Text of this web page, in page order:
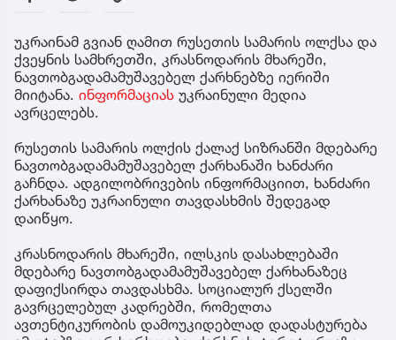
უკრაინამ გვიან ღამით რუსეთის სამარის ოლქსა და
ქვეყნის სამხრეთში, კრასნოდარის მხარეში,
ნავთობგადამამუშავებელ ქარხნებზე იერიში
მიიტანა. ინფორმაციას უკრაინული მედია
ავრცელებს.
რუსეთის სამარის ოლქის ქალაქ სიზრანში მდებარე
ნავთობგადამამუშავებელ ქარხანაში ხანძარი
გაჩნდა. ადგილობრივების ინფორმაციით, ხანძარი
ქარხანაზე უკრაინული თავდასხმის შედეგად
დაიწყო.
კრასნოდარის მხარეში, ილსკის დასახლებაში
მდებარე ნავთობგადამამუშავებელ ქარხანაზეც
დაფიქსირდა თავდასხმა. სოციალურ ქსელში
გავრცელებულ კადრებში, რომელთა
ავთენტიკურობის დამოუკიდებლად დადასტურება